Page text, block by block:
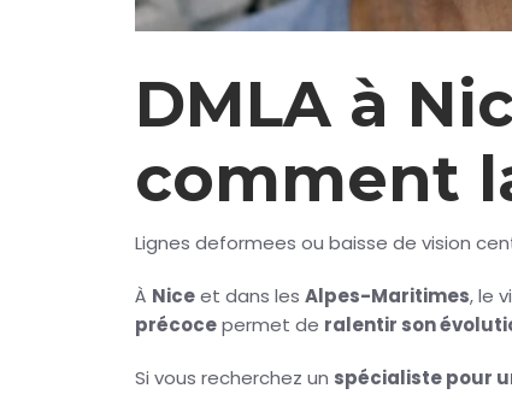
DMLA à
comment
Lignes deformees ou baisse de vision
À Niceet dans les Alpes-Maritimes, le
précocepermet de ralentir son
Si vous recherchez un spécialiste pour